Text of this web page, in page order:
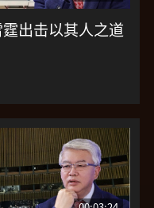
出击以其人之道